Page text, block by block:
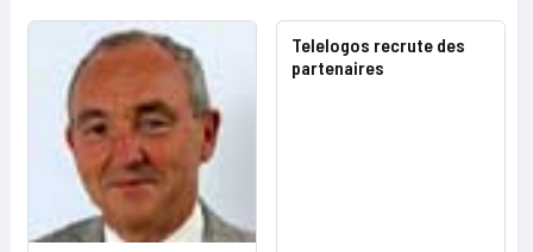
Telelogos recrute des
partenaires